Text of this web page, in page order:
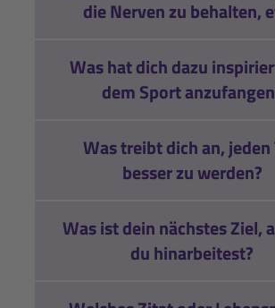
die Nerven zu behalten,
Was hat dich dazu
dem Sport
Was treibt dich an, jeden
besser zu werden?
Was ist dein nächstes Ziel,
du hinarbeitest?